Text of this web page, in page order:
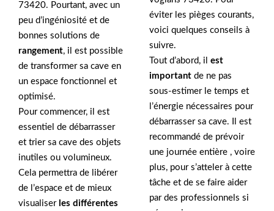
73420. Pourtant, avec un
peu d’ingéniosité et de
bonnes solutions de
rangement, il est possible
de transformer sa cave en
un espace fonctionnel et
optimisé.
Pour commencer, il est
essentiel de débarrasser
et trier sa cave des objets
inutiles ou volumineux.
Cela permettra de libérer
de l’espace et de mieux
visualiser les différentes
éviter les pièges courants,
voici quelques conseils à
suivre.
Tout d’abord, il est
important de ne pas
sous-estimer le temps et
l’énergie nécessaires pour
débarrasser sa cave. Il est
recommandé de prévoir
une journée entière , voire
plus, pour s’atteler à cette
tâche et de se faire aider
par des professionnels si